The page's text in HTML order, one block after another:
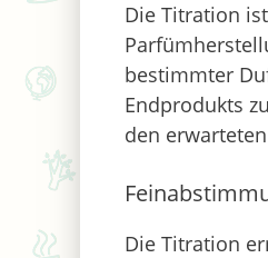
Die Titration
bestimmter
Endprodukts
den
Die Titration